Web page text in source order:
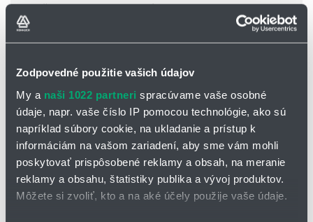
Zodpovedné použitie vašich údajov
My a naši 1022 partneri spracúvame vaše osobné
údaje, napr. vaše číslo IP pomocou technológie, ako sú
napríklad súbory cookie, na ukladanie a prístup k
informáciám na vašom zariadení, aby sme vám mohli
poskytovať prispôsobené reklamy a obsah, na meranie
reklamy a obsahu, štatistiky publika a vývoj produktov.
Môžete si zvoliť, kto a na aké účely použije vaše údaje.
Vložte jeden alebo viac súborov pomocou CTRL+shift
Základné informácie o Vás:
Meno a priezvisko
Adresa